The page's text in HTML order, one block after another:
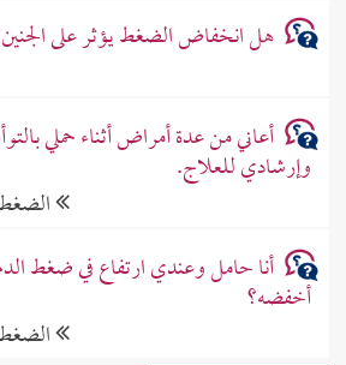
هل انخفاض الضغط يؤثر على
أعاني من عدة أمراض أثناء حملي
وإرشادي للعلاج.
الضغط
أنا حامل وعندي ارتفاع في ضغط
أخفضه؟
الضغط